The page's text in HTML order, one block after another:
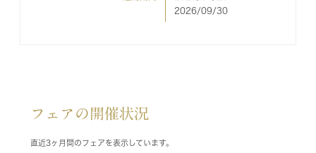
2026/09/30
フェアの開催状況
直近3ヶ月間のフェアを表示しています。